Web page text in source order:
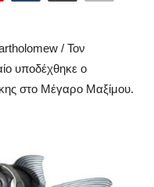
/ Τον
υποδέχθηκε ο
στο Μέγαρο Μαξίμου.